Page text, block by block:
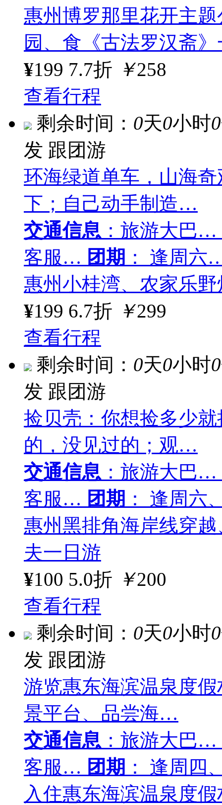
惠州博罗那里花开主
园、食《古法罗汉斋
¥199 7.7折 ￥258
查看行程
剩余时间： 0天0小时0
发 跟团游
环海绿道单车，山海
下；自己动手制造…
交通信息 ：旅游大巴…
客服… 团期 ： 逢周六
惠州小桂湾、农家乐
¥199 6.7折 ￥299
查看行程
剩余时间： 0天0小时0
发 跟团游
捡贝壳：你想捡多少
的，没见过的；观…
交通信息 ：旅游大巴…
客服… 团期 ： 逢周
惠州黑排角海岸线穿
夫一日游
¥100 5.0折 ￥200
查看行程
剩余时间： 0天0小时0
发 跟团游
游览惠东海滨温泉度
景平台、品尝海…
交通信息 ：旅游大巴…
客服… 团期 ： 逢周
入住惠东海滨温泉度